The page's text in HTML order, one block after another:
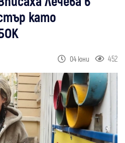
като
04 юни 452